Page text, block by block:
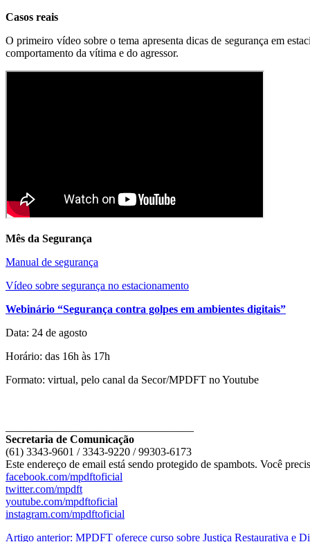
Casos reais
O primeiro vídeo sobre o tema apresenta dicas de segurança em
comportamento da vítima e do agressor.
Mês da Segurança
Manual de segurança
Vídeo sobre segurança no estacionamento
Webinário “Segurança contra golpes em ambientes digitais”
Data: 24 de agosto
Horário: das 16h às 17h
Formato: virtual, pelo canal da Secor/MPDFT no Youtube
Secretaria de Comunicação
(61) 3343-9601 / 3343-9220 / 99303-6173
Este endereço de email está sendo protegido de spambots. Você
facebook.com/mpdftoficial
twitter.com/mpdft
youtube.com/mpdftoficial
instagram.com/mpdftoficial
Artigo anterior: MPDFT oferece curso sobre Justiça Restaurativa e